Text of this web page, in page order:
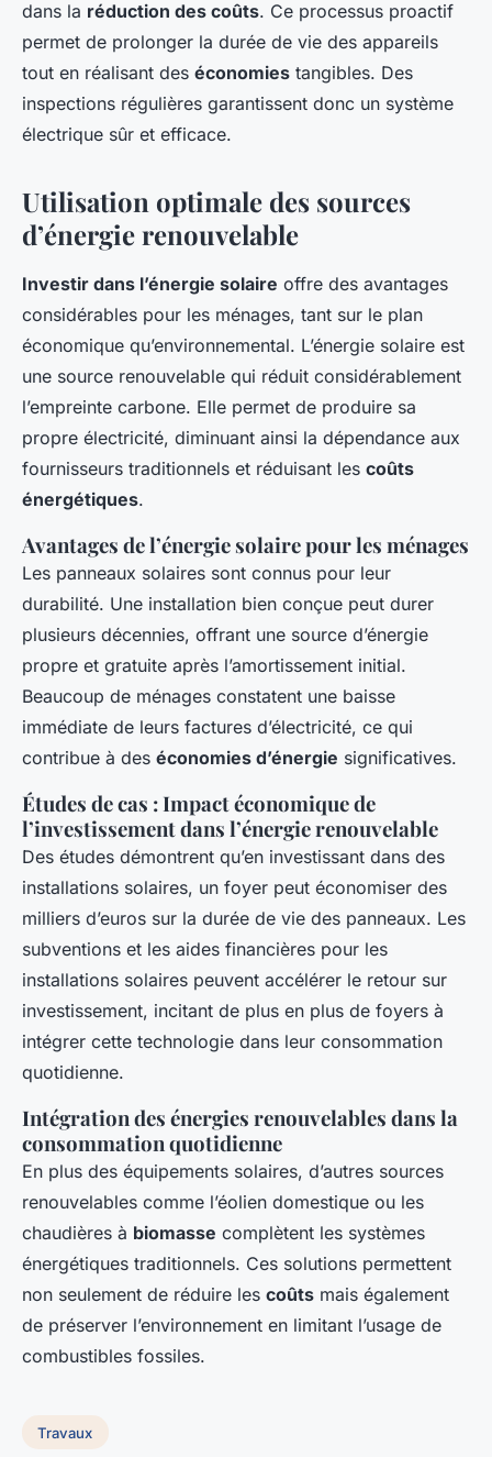
dans la réduction des coûts. Ce processus proactif
permet de prolonger la durée de vie des appareils
tout en réalisant des économies tangibles. Des
inspections régulières garantissent donc un système
électrique sûr et efficace.
Utilisation optimale des sources
d’énergie renouvelable
Investir dans l’énergie solaire offre des avantages
considérables pour les ménages, tant sur le plan
économique qu’environnemental. L’énergie solaire est
une source renouvelable qui réduit considérablement
l’empreinte carbone. Elle permet de produire sa
propre électricité, diminuant ainsi la dépendance aux
fournisseurs traditionnels et réduisant les coûts
énergétiques.
Avantages de l’énergie solaire pour les ménages
Les panneaux solaires sont connus pour leur
durabilité. Une installation bien conçue peut durer
plusieurs décennies, offrant une source d’énergie
propre et gratuite après l’amortissement initial.
Beaucoup de ménages constatent une baisse
immédiate de leurs factures d’électricité, ce qui
contribue à des économies d’énergie significatives.
Études de cas : Impact économique de
l’investissement dans l’énergie renouvelable
Des études démontrent qu’en investissant dans des
installations solaires, un foyer peut économiser des
milliers d’euros sur la durée de vie des panneaux. Les
subventions et les aides financières pour les
installations solaires peuvent accélérer le retour sur
investissement, incitant de plus en plus de foyers à
intégrer cette technologie dans leur consommation
quotidienne.
Intégration des énergies renouvelables dans la
consommation quotidienne
En plus des équipements solaires, d’autres sources
renouvelables comme l’éolien domestique ou les
chaudières à biomasse complètent les systèmes
énergétiques traditionnels. Ces solutions permettent
non seulement de réduire les coûts mais également
de préserver l’environnement en limitant l’usage de
combustibles fossiles.
Travaux